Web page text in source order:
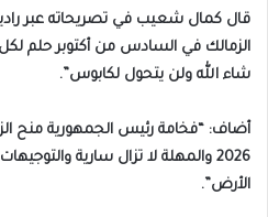
قال كمال شعيب في تصريحاته عبر
الزمالك في السادس من أكتوبر حلم
شاء الله ولن يتحول لكابوس”.
أضاف: “فخامة رئيس الجمهورية منح
2026 والمهلة لا تزال سارية
الأرض”.